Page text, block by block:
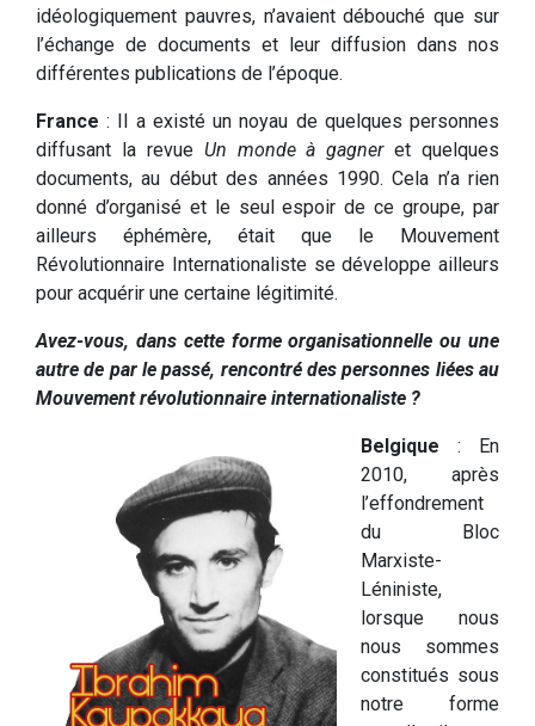
idéologiquement pauvres, n’avaient débouché que sur
l’échange de documents et leur diffusion dans nos
différentes publications de l’époque.
France : Il a existé un noyau de quelques personnes
diffusant la revue Un monde à gagneret quelques
documents, au début des années 1990. Cela n’a rien
donné d’organisé et le seul espoir de ce groupe, par
ailleurs éphémère, était que le Mouvement
Révolutionnaire Internationaliste se développe ailleurs
pour acquérir une certaine légitimité.
Avez-vous, dans cette forme organisationnelle ou une
autre de par le passé, rencontré des personnes liées au
Mouvement révolutionnaire internationaliste ?
Belgique : En
2010, après
l’effondrement
du Bloc
Marxiste-
Léniniste,
lorsque nous
nous sommes
constitués sous
notre forme